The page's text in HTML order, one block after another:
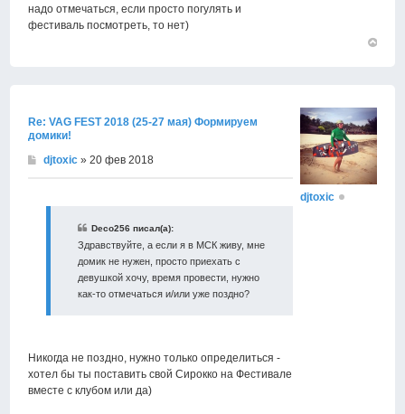
надо отмечаться, если просто погулять и
фестиваль посмотреть, то нет)
Re: VAG FEST 2018 (25-27 мая) Формируем
домики!
djtoxic » 20 фев 2018
Deco256 писал(а):
Здравствуйте, а если я в МСК живу, мне
домик не нужен, просто приехать с
девушкой хочу, время провести, нужно
как-то отмечаться и/или уже поздно?
Никогда не поздно, нужно только определиться -
хотел бы ты поставить свой Сирокко на Фестивале
вместе с клубом или да)
djtoxic